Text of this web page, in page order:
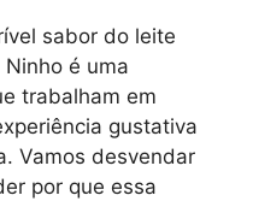
sabor do leite
é uma
trabalham em
gustativa
Vamos desvendar
por que essa